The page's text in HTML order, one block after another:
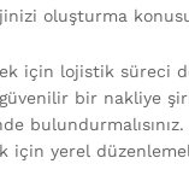
oluşturma
için lojistik süreci
bir nakliye
yerel